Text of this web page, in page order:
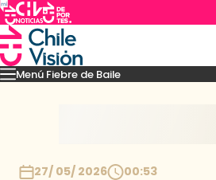
Menú Fiebre de Baile
Mejores MomentosPresentaciones
27/ 05/ 2026 00:53
Imperdibles